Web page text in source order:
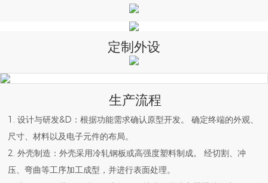
定制外设
生产流程
1. 设计与研发&D：根据功能需求确认原型开发。 确定终端的外观、
尺寸、材料以及电子元件的布局。
2. 外壳制造：外壳采用冷轧钢板或高强度塑料制成。 经切割、冲
压、弯曲等工序加工成型，并进行表面处理。